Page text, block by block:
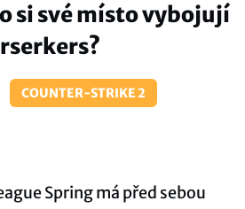
si své místo vybojují
COUNTER-STRIKE 2
Spring má před sebou